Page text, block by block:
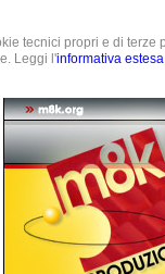
tecnici propri e di terze
Leggi l'informativa estesa